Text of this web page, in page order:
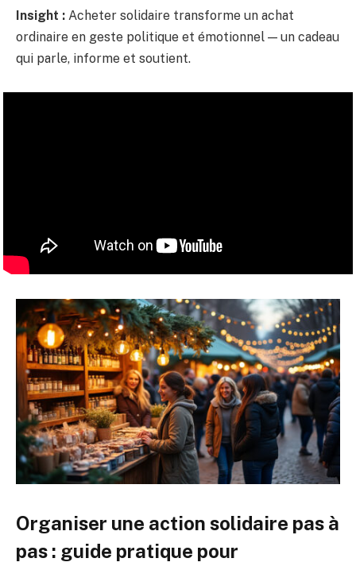
Insight : Acheter solidaire transforme un achat
ordinaire en geste politique et émotionnel — un cadeau
qui parle, informe et soutient.
Organiser une action solidaire pas à
pas : guide pratique pour